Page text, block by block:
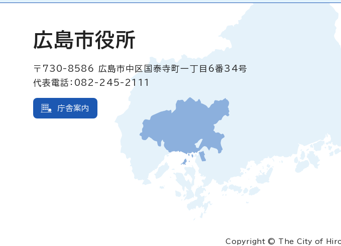
広島市役所
〒730-8586
広島市中区国泰寺町一丁目6番34号
代表電話：082-245-2111
庁舎案内
Copyright © The City of